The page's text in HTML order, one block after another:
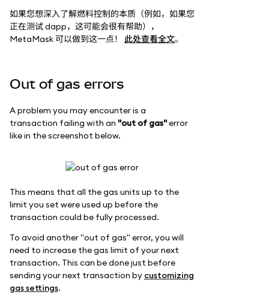
如果您想深入了解燃料控制的本质（例如，如果您
正在测试 dapp，这可能会很有帮助），
MetaMask 可以做到这一点！ 此处查看全文。
Out of gas errors
A problem you may encounter is a
transaction failing with an "out of gas"error
like in the screenshot below.
This means that all the gas units up to the
limit you set were used up before the
transaction could be fully processed.
To avoid another "out of gas" error, you will
need to increase the gas limit of your next
transaction. This can be done just before
sending your next transaction by customizing
gas settings.